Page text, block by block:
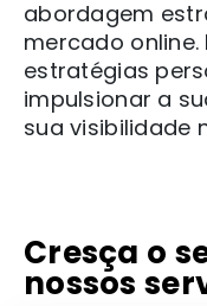
abordagem
mercado online.
estratégias
impulsionar a
sua visibilidade
Cresça o
nossos